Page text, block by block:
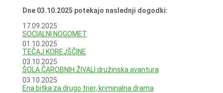
Dne 03.10.2025 potekajo naslednji dogodki:
17.09.2025
SOCIALNI NOGOMET
01.10.2025
TEČAJ KOREJŠČINE
03.10.2025
ŠOLA ČAROBNIH ŽIVALI družinska avantura
03.10.2025
Ena bitka za drugo trier, kriminalna drama